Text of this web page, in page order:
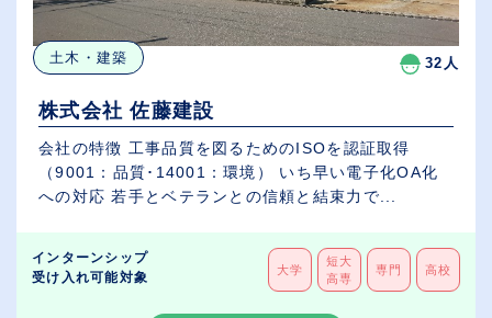
土木・建築 32人
株式会社 佐藤建設
会社の特徴 工事品質を図るためのISOを認証取得
（9001：品質･14001：環境） いち早い電子化OA化
への対応 若手とベテランとの信頼と結束力で...
インターンシップ
受け入れ可能対象
大学
短大
高専
専門 高校